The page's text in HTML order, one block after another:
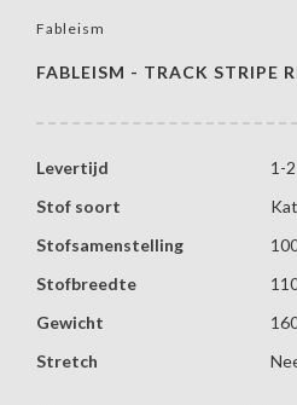
Fableism
FABLEISM - TRACK STRIPE
Levertijd
1-
Stof soort
Stofsamenstelling
Stofbreedte
Gewicht
Stretch